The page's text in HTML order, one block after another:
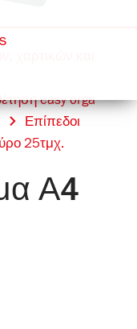
easy orga
Επίπεδοι
25τμχ.
Α4